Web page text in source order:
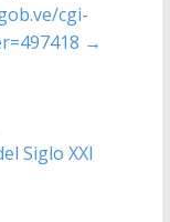
cgi-
→
Siglo XXI